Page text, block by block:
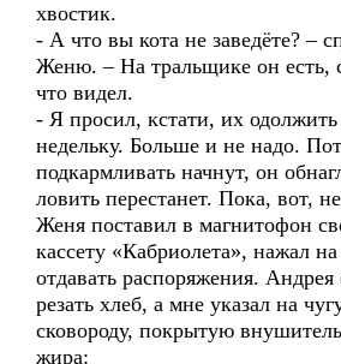
хвостик.
- А что вы кота не заведёте? –
Женю. – На тральщике он есть,
что видел.
- Я просил, кстати, их одолжить
недельку. Больше и не надо.
подкармливать начнут, он
ловить перестанет. Пока, вот,
Женя поставил в магнитофон
кассету «Кабриолета», нажал
отдавать распоряжения. Андрея
резать хлеб, а мне указал на
сковороду, покрытую
жира: